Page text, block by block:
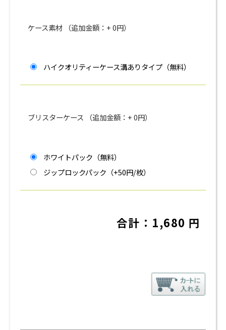
ケース素材 （追加金額：+0円）
ハイクオリティーケース溝ありタイプ（無料）
ブリスターケース （追加金額：+0円）
ホワイトパック（無料）
ジップロックパック（+50円/枚）
合計： 1,680 円